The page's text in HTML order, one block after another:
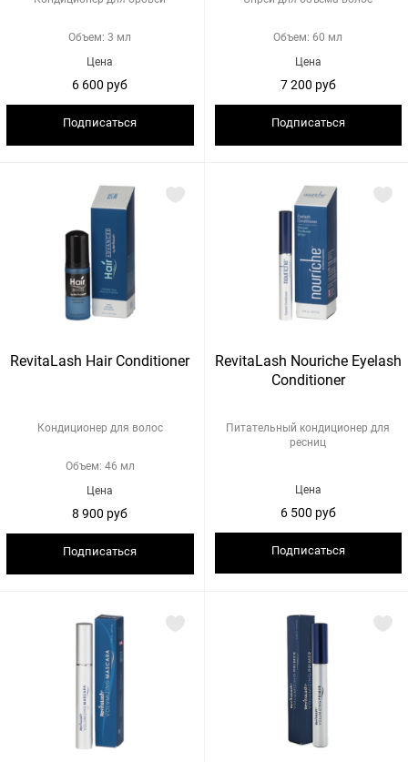
Объем: 3 мл
Цена
6 600 руб
Подписаться
Объем: 60 мл
Цена
7 200 руб
Подписаться
RevitaLash Hair Conditioner
Кондиционер для волос
Объем: 46 мл
Цена
8 900 руб
Подписаться
RevitaLash Nouriche Eyelash
Conditioner
Питательный кондиционер для
ресниц
Цена
6 500 руб
Подписаться